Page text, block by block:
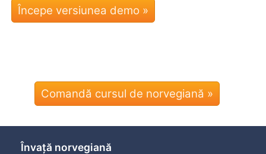
Comandă cursul de norvegiană »
Învață norvegiană